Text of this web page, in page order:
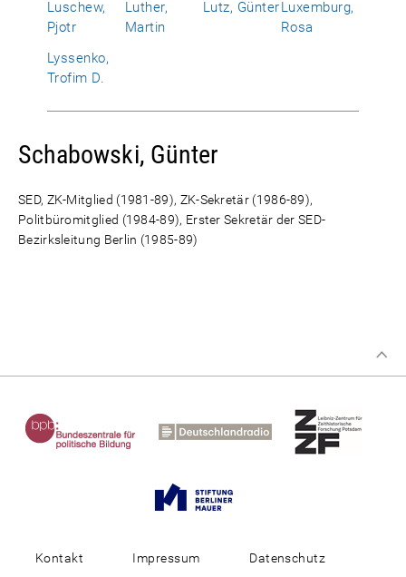
Luschew,
Pjotr
Luther,
Martin
Lutz, GünterLuxemburg,
Rosa
Lyssenko,
Trofim D.
Schabowski, Günter
SED, ZK-Mitglied (1981-89), ZK-Sekretär (1986-89),
Politbüromitglied (1984-89), Erster Sekretär der SED-
Bezirksleitung Berlin (1985-89)
Kontakt Impressum Datenschutz